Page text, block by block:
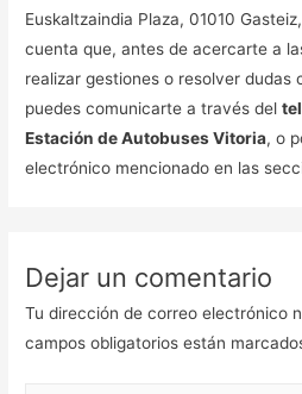
Euskaltzaindia Plaza, 01010
cuenta que, antes de acercarte a
realizar gestiones o resolver dudas
puedes comunicarte a través del
Estación de Autobuses Vitoria, o
electrónico mencionado en las
Dejar un comentario
Tu dirección de correo electrónico
campos obligatorios están